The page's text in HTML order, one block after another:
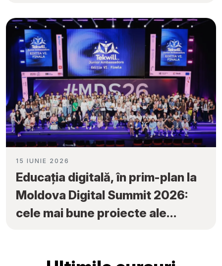
Ambassadors”
15 IUNIE 2026
Educația digitală, în prim-plan la
Moldova Digital Summit 2026:
cele mai bune proiecte ale